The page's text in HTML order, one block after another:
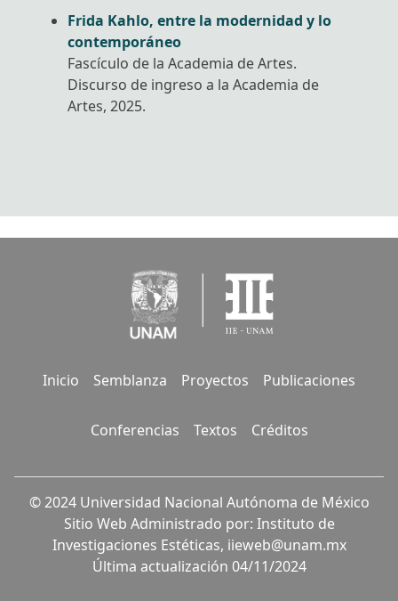
Frida Kahlo, entre la modernidad y lo
contemporáneo
Fascículo de la Academia de Artes.
Discurso de ingreso a la Academia de
Artes, 2025.
Inicio Semblanza Proyectos Publicaciones
Conferencias Textos Créditos
© 2024 Universidad Nacional Autónoma de México
Sitio Web Administrado por: Instituto de
Investigaciones Estéticas, iieweb@unam.mx
Última actualización 04/11/2024